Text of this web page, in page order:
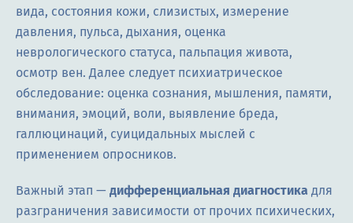
вида, состояния кожи, слизистых, измерение
давления, пульса, дыхания, оценка
неврологического статуса, пальпация живота,
осмотр вен. Далее следует психиатрическое
обследование: оценка сознания, мышления, памяти,
внимания, эмоций, воли, выявление бреда,
галлюцинаций, суицидальных мыслей с
применением опросников.
Важный этап — дифференциальная диагностика для
разграничения зависимости от прочих психических,